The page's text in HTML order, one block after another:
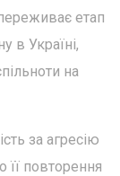
етап
в Україні,
на
за агресію
її повторення